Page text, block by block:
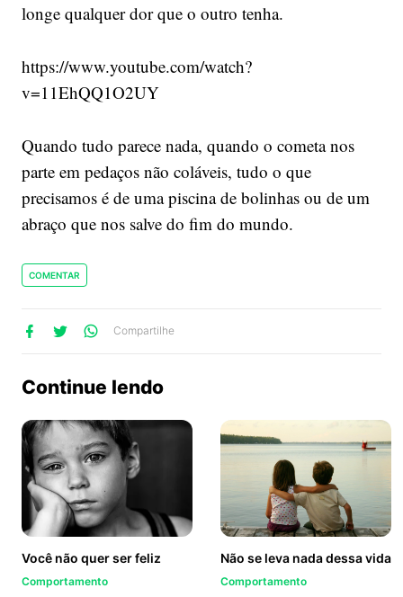
longe qualquer dor que o outro tenha.
https://www.youtube.com/watch?
v=11EhQQ1O2UY
Quando tudo parece nada, quando o cometa nos
parte em pedaços não coláveis, tudo o que
precisamos é de uma piscina de bolinhas ou de um
abraço que nos salve do fim do mundo.
COMENTAR
Compartilhe
Continue lendo
Você não quer ser feliz
Comportamento
Não se leva nada dessa vida
Comportamento